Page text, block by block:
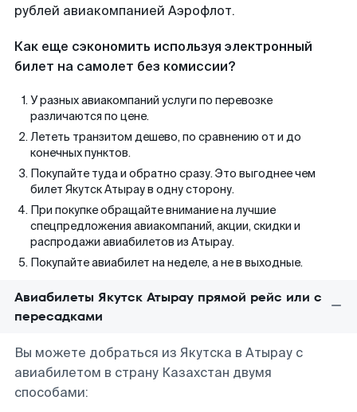
рублей авиакомпанией Аэрофлот.
Как еще сэкономить используя электронный
билет на самолет без комиссии?
У разных авиакомпаний услуги по перевозке
различаются по цене.
Лететь транзитом дешево, по сравнению от и до
конечных пунктов.
Покупайте туда и обратно сразу. Это выгоднее чем
билет Якутск Атырау в одну сторону.
При покупке обращайте внимание на лучшие
спецпредложения авиакомпаний, акции, скидки и
распродажи авиабилетов из Атырау.
Покупайте авиабилет на неделе, а не в выходные.
Авиабилеты Якутск Атырау прямой рейс или с
пересадками
Вы можете добраться из Якутска в Атырау с
авиабилетом в страну Казахстан двумя
способами: